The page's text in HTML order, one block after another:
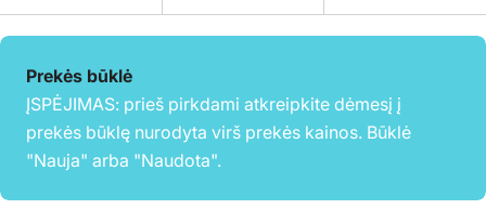
Prekės būklė
ĮSPĖJIMAS: prieš pirkdami atkreipkite dėmesį į
prekės būklę nurodyta virš prekės kainos. Būklė
"Nauja" arba "Naudota".